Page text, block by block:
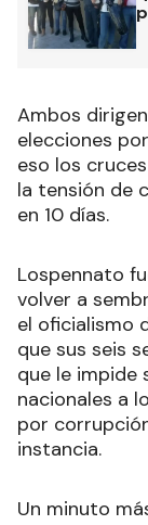
Ambos
elecciones
eso los
la tensión de
en 10 días.
Lospennato
volver a
el oficialismo
que sus seis
que le impide
nacionales a
por
instancia.
Un minuto